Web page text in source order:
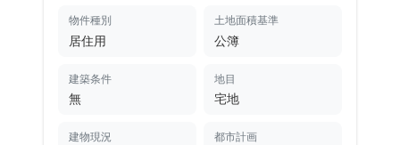
物件種別
居住用
土地面積基準
公簿
建築条件
無
地目
宅地
建物現況 都市計画